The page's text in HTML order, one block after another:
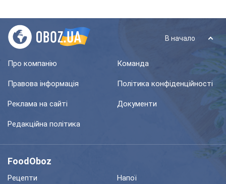
В начало
Про компанію Команда
Правова інформація Політика конфіденційності
Реклама на сайті Документи
Редакційна політика
FoodOboz
Рецепти
Напої